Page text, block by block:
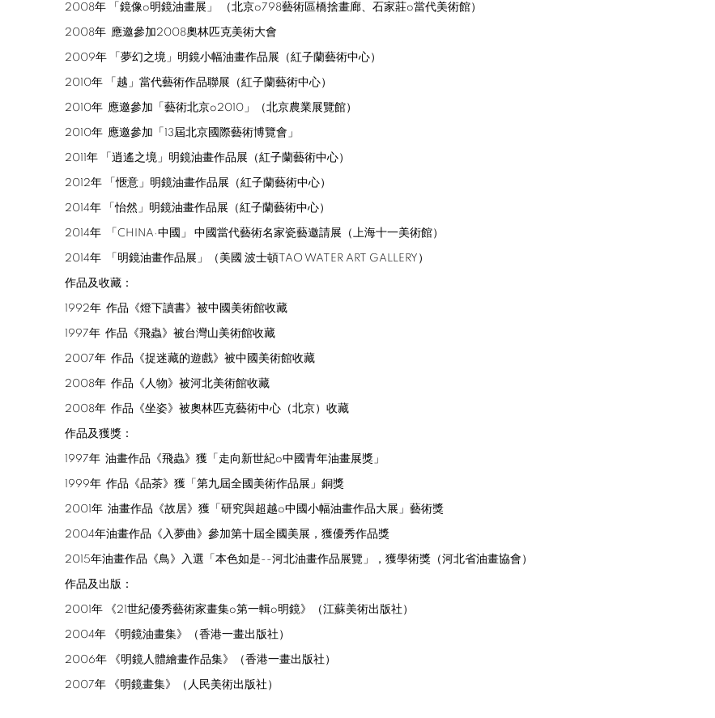
2008年 「鏡像o明鏡油畫展」 （北京o798藝術區橋捨畫廊、石家莊o當代美術館）
2008年 應邀參加2008奧林匹克美術大會
2009年 「夢幻之境」明鏡小幅油畫作品展（紅子蘭藝術中心）
2010年 「越」當代藝術作品聯展（紅子蘭藝術中心）
2010年 應邀參加「藝術北京o2010 」（北京農業展覽館）
2010年 應邀參加「 13 屆北京國際藝術博覽會」
2011年 「逍遙之境」明鏡油畫作品展（紅子蘭藝術中心）
2012年 「愜意」明鏡油畫作品展（紅子蘭藝術中心）
2014年 「怡然」明鏡油畫作品展（紅子蘭藝術中心）
2014年 「 CHINA·中國」 中國當代藝術名家瓷藝邀請展（上海十一美術館）
2014年 「明鏡油畫作品展」（美國 波士頓TAO WATER ART GALLERY ）
作品及收藏：
1992年 作品《燈下讀書》被中國美術館收藏
1997年 作品《飛蟲》被台灣山美術館收藏
2007年 作品《捉迷藏的遊戲》被中國美術館收藏
2008年 作品《人物》被河北美術館收藏
2008年 作品《坐姿》被奧林匹克藝術中心（北京）收藏
作品及獲獎：
1997年 油畫作品《飛蟲》獲「走向新世紀o中國青年油畫展獎」
1999年 作品《品茶》獲「第九屆全國美術作品展」銅獎
2001年 油畫作品《故居》獲「研究與超越o中國小幅油畫作品大展」藝術獎
2004年油畫作品《入夢曲》參加第十屆全國美展，獲優秀作品獎
2015年油畫作品《鳥》入選「本色如是--河北油畫作品展覽」，獲學術獎（河北省油畫協會）
作品及出版：
2001年 《21世紀優秀藝術家畫集o第一輯o明鏡》（江蘇美術出版社）
2004年 《明鏡油畫集》（香港一畫出版社）
2006年 《明鏡人體繪畫作品集》（香港一畫出版社）
2007年 《明鏡畫集》（人民美術出版社）